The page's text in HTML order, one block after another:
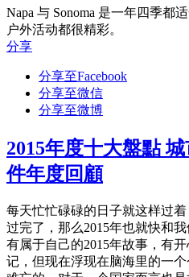
Napa 与 Sonoma 是一年四季都
户外活动都很精彩。
分享
分享至Facebook
分享至微信
分享至微博
2015年度十大盤點
件年度回顧
每天忙忙碌碌的日子就这样过
过完了，那么2015年也就快和
有属于自己的2015年故事，有
记，但现在浮现在脑海里的一